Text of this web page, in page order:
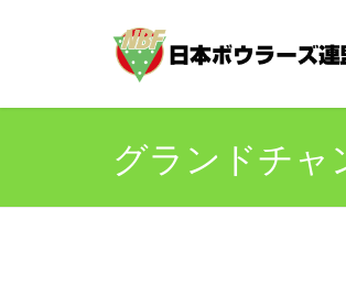
グランドチャ